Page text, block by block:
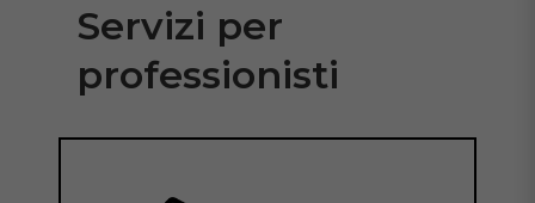
Servizi per
professionisti